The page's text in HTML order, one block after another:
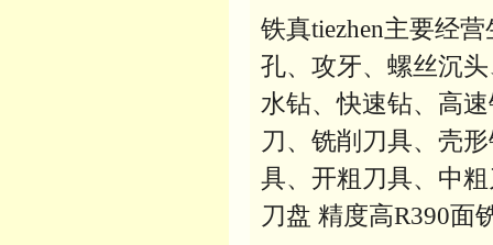
铁真tiezhen主要经
孔、攻牙、螺丝沉
水钻、快速钻、高
刀、铣削刀具、壳
具、开粗刀具、中
刀盘 精度高R390面